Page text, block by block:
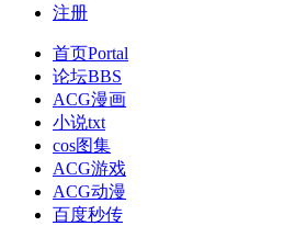
注册
首页Portal
论坛BBS
ACG漫画
小说txt
cos图集
ACG游戏
ACG动漫
百度秒传